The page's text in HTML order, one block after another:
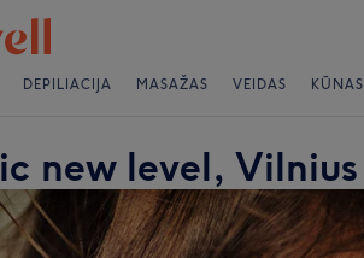
DEPILIACIJA MASAŽAS VEIDAS KŪNAS
new level, Vilnius